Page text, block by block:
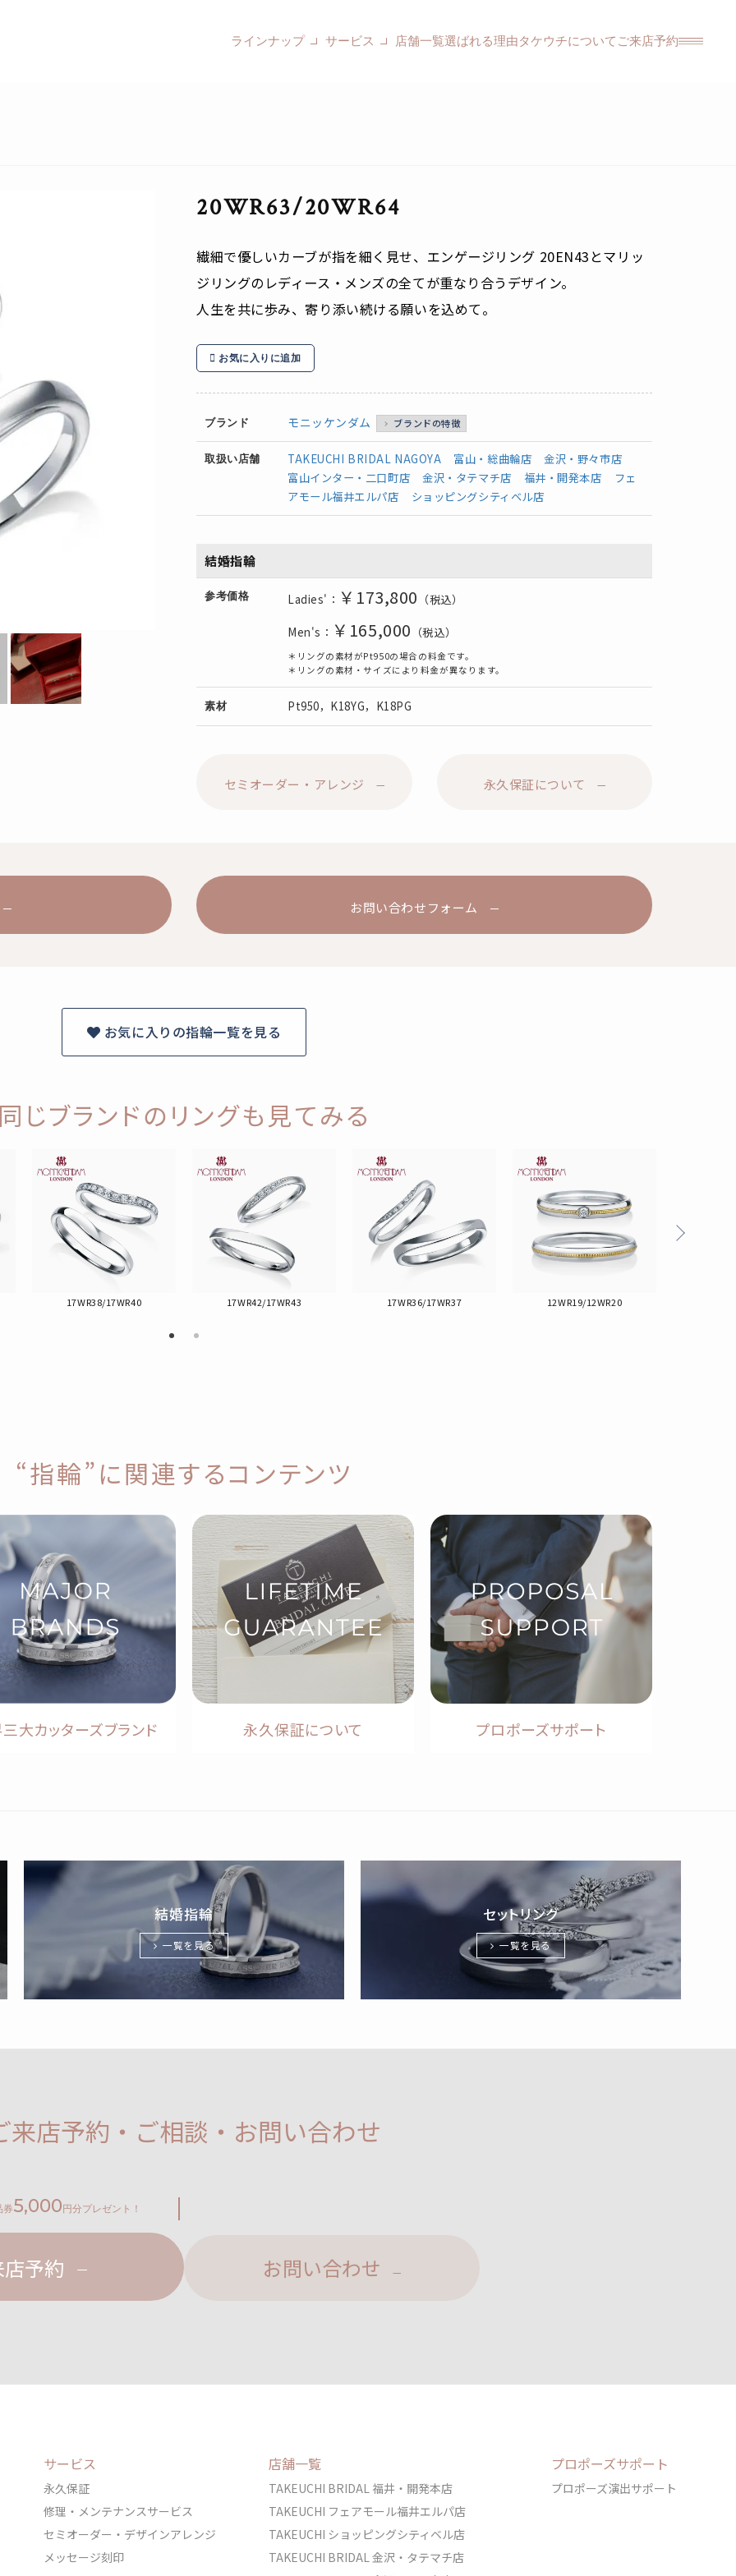
ラインナップ サービス 店舗一覧選ばれる理由タケウチについて ご来店予約
20WR63/20WR64
繊細で優しいカーブが指を細く見せ、エンゲージリング 20EN43とマリッ
ジリングのレディース・メンズの全てが重なり合うデザイン。
人生を共に歩み、寄り添い続ける願いを込めて。
お気に入りに追加
ブランド モニッケンダム ブランドの特徴
取扱い店舗 TAKEUCHI BRIDAL NAGOYA 富山・総曲輪店
金沢・野々市店
富山インター・二口町店
金沢・タテマチ店 福井・開発本店
フェ
アモール福井エルパ店
ショッピングシティベル店
結婚指輪
参考価格 Ladies'： ￥173,800 （税込）
Men's： ￥165,000 （税込）
＊リングの素材がPt950の場合の料金です。
＊リングの素材・サイズにより料金が異なります。
素材 Pt950，K18YG，K18PG
セミオーダー・アレンジ 永久保証について
お問い合わせフォーム
お気に入りの指輪一覧を見る
同じブランドのリングも見てみる
17WR38/17WR40 17WR42/17WR43 17WR36/17WR37 12WR19/12WR20
“指輪”に関連するコンテンツ
大カッターズブランド 永久保証について プロポーズサポート
結婚指輪
一覧を見る
セットリング
一覧を見る
来店予約・ご相談・お問い合わせ
券5,000 円分プレゼント！
予約 お問い合わせ
サービス
永久保証
修理・メンテナンスサービス
セミオーダー・デザインアレンジ
メッセージ刻印
店舗一覧
TAKEUCHI BRIDAL 福井・開発本店
TAKEUCHI フェアモール福井エルパ店
TAKEUCHI ショッピングシティベル店
TAKEUCHI BRIDAL 金沢・タテマチ店
プロポーズサポート
プロポーズ演出サポート